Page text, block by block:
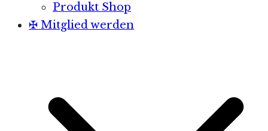
Produkt Shop
✠ Mitglied werden